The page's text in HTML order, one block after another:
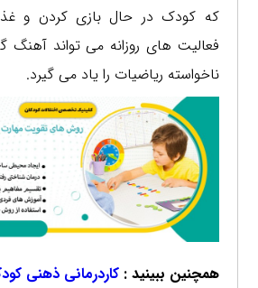
که کودک در حال بازی کردن و
فعالیت های روزانه می تواند
ناخواسته ریاضیات را یاد می گیرد.
همچنین ببینید :کاردرمانی ذهنی